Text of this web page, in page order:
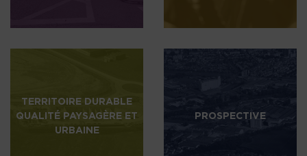
TERRITOIRE DURABLE
QUALITÉ PAYSAGÈRE ET
URBAINE
PROSPECTIVE